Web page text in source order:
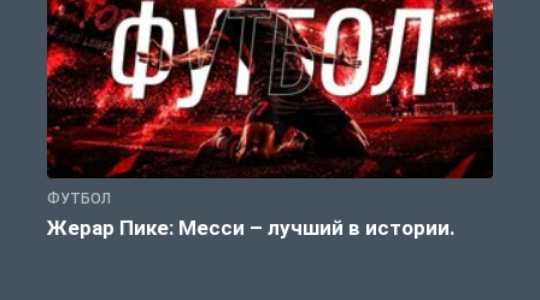
ФУТБОЛ
Жерар Пике: Месси – лучший в истории.